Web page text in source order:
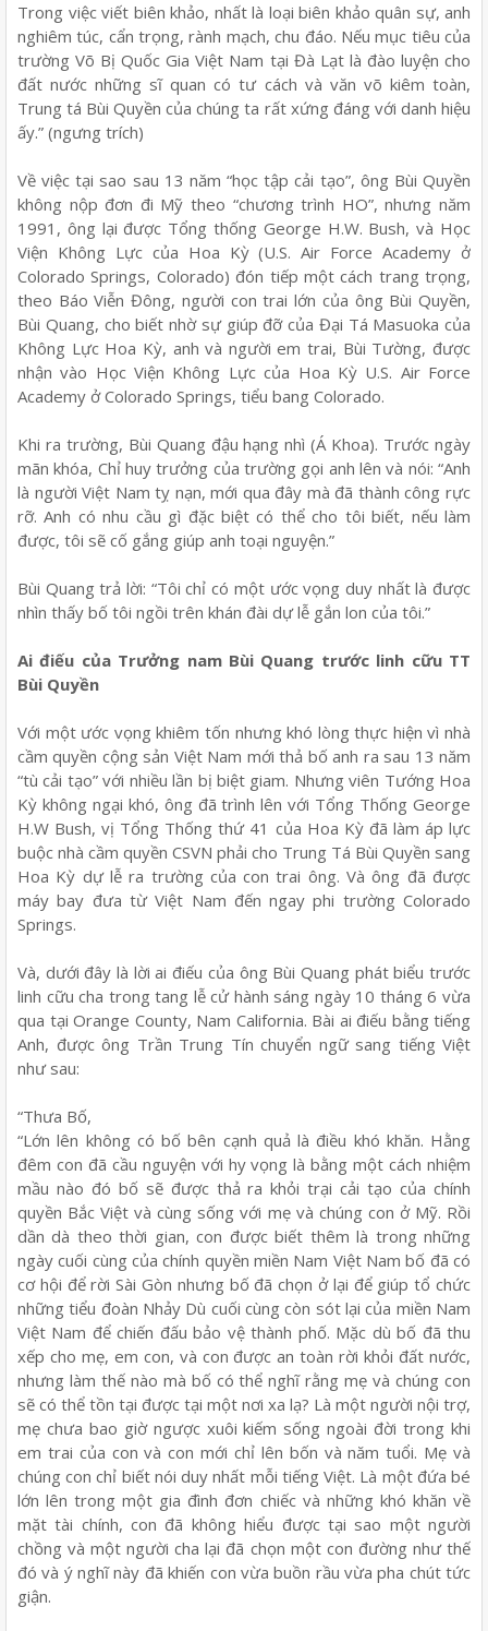
Trong việc viết biên khảo, nhất là loại biên khảo quân sự, anh
nghiêm túc, cẩn trọng, rành mạch, chu đáo. Nếu mục tiêu của
trường Võ Bị Quốc Gia Việt Nam tại Đà Lạt là đào luyện cho
đất nước những sĩ quan có tư cách và văn võ kiêm toàn,
Trung tá Bùi Quyền của chúng ta rất xứng đáng với danh hiệu
ấy.” (ngưng trích)
Về việc tại sao sau 13 năm “học tập cải tạo”, ông Bùi Quyền
không nộp đơn đi Mỹ theo “chương trình HO”, nhưng năm
1991, ông lại được Tổng thống George H.W. Bush, và Học
Viện Không Lực của Hoa Kỳ (U.S. Air Force Academy ở
Colorado Springs, Colorado) đón tiếp một cách trang trọng,
theo Báo Viễn Đông, người con trai lớn của ông Bùi Quyền,
Bùi Quang, cho biết nhờ sự giúp đỡ của Đại Tá Masuoka của
Không Lực Hoa Kỳ, anh và người em trai, Bùi Tường, được
nhận vào Học Viện Không Lực của Hoa Kỳ U.S. Air Force
Academy ở Colorado Springs, tiểu bang Colorado.
Khi ra trường, Bùi Quang đậu hạng nhì (Á Khoa). Trước ngày
mãn khóa, Chỉ huy trưởng của trường gọi anh lên và nói: “Anh
là người Việt Nam tỵ nạn, mới qua đây mà đã thành công rực
rỡ. Anh có nhu cầu gì đặc biệt có thể cho tôi biết, nếu làm
được, tôi sẽ cố gắng giúp anh toại nguyện.”
Bùi Quang trả lời: “Tôi chỉ có một ước vọng duy nhất là được
nhìn thấy bố tôi ngồi trên khán đài dự lễ gắn lon của tôi.”
Ai điếu của Trưởng nam Bùi Quang trước linh cữu TT
Bùi Quyền
Với một ước vọng khiêm tốn nhưng khó lòng thực hiện vì nhà
cầm quyền cộng sản Việt Nam mới thả bố anh ra sau 13 năm
“tù cải tạo” với nhiều lần bị biệt giam. Nhưng viên Tướng Hoa
Kỳ không ngại khó, ông đã trình lên với Tổng Thống George
H.W Bush, vị Tổng Thống thứ 41 của Hoa Kỳ đã làm áp lực
buộc nhà cầm quyền CSVN phải cho Trung Tá Bùi Quyền sang
Hoa Kỳ dự lễ ra trường của con trai ông. Và ông đã được
máy bay đưa từ Việt Nam đến ngay phi trường Colorado
Springs.
Và, dưới đây là lời ai điếu của ông Bùi Quang phát biểu trước
linh cữu cha trong tang lễ cử hành sáng ngày 10 tháng 6 vừa
qua tại Orange County, Nam California. Bài ai điếu bằng tiếng
Anh, được ông Trần Trung Tín chuyển ngữ sang tiếng Việt
như sau:
“Thưa Bố,
“Lớn lên không có bố bên cạnh quả là điều khó khăn. Hằng
đêm con đã cầu nguyện với hy vọng là bằng một cách nhiệm
mầu nào đó bố sẽ được thả ra khỏi trại cải tạo của chính
quyền Bắc Việt và cùng sống với mẹ và chúng con ở Mỹ. Rồi
dần dà theo thời gian, con được biết thêm là trong những
ngày cuối cùng của chính quyền miền Nam Việt Nam bố đã có
cơ hội để rời Sài Gòn nhưng bố đã chọn ở lại để giúp tổ chức
những tiểu đoàn Nhảy Dù cuối cùng còn sót lại của miền Nam
Việt Nam để chiến đấu bảo vệ thành phố. Mặc dù bố đã thu
xếp cho mẹ, em con, và con được an toàn rời khỏi đất nước,
nhưng làm thế nào mà bố có thể nghĩ rằng mẹ và chúng con
sẽ có thể tồn tại được tại một nơi xa lạ? Là một người nội trợ,
mẹ chưa bao giờ ngược xuôi kiếm sống ngoài đời trong khi
em trai của con và con mới chỉ lên bốn và năm tuổi. Mẹ và
chúng con chỉ biết nói duy nhất mỗi tiếng Việt. Là một đứa bé
lớn lên trong một gia đình đơn chiếc và những khó khăn về
mặt tài chính, con đã không hiểu được tại sao một người
chồng và một người cha lại đã chọn một con đường như thế
đó và ý nghĩ này đã khiến con vừa buồn rầu vừa pha chút tức
giận.